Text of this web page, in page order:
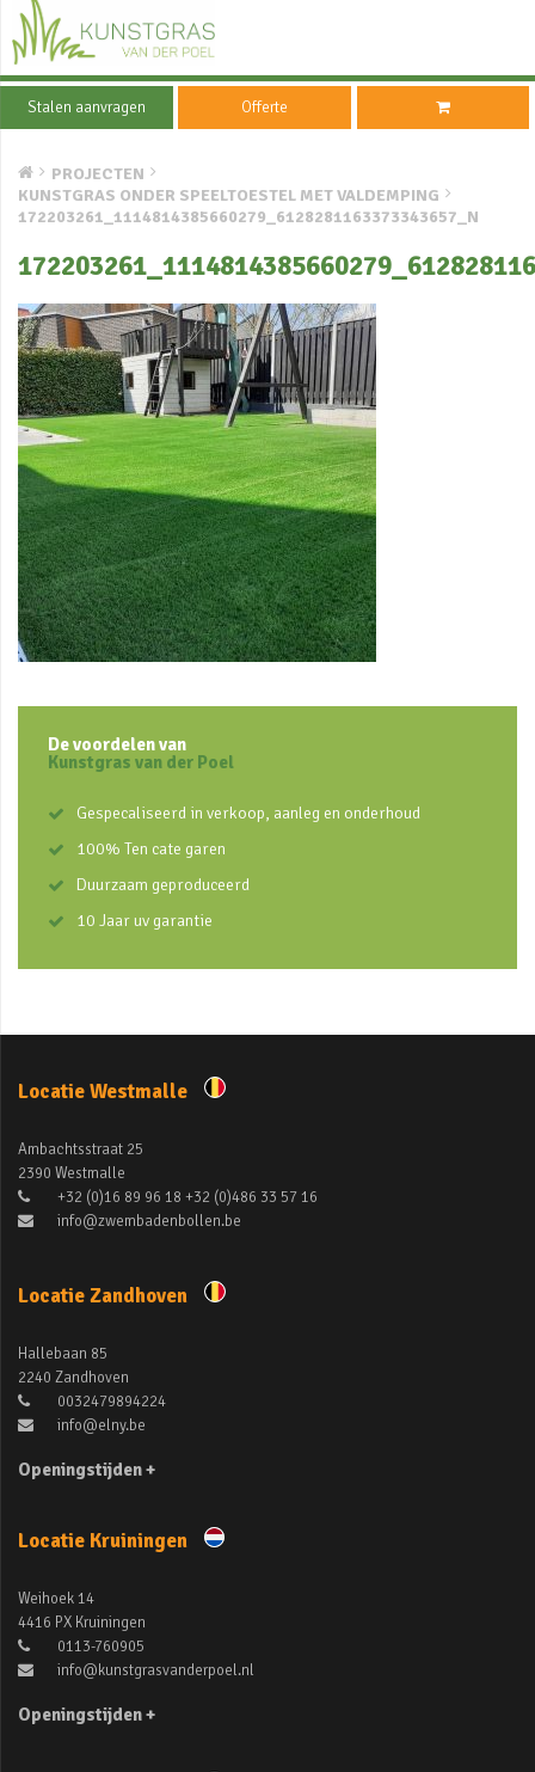
Stalen aanvragen Offerte
PROJECTEN
KUNSTGRAS ONDER SPEELTOESTEL MET VALDEMPING
172203261_1114814385660279_6128281163373343657_N
De voordelen van
Kunstgras van der Poel
Gespecaliseerd in verkoop, aanleg en onderhoud
100% Ten cate garen
Duurzaam geproduceerd
10 Jaar uv garantie
Locatie Westmalle
Ambachtsstraat 25
2390 Westmalle
+32 (0)16 89 96 18 +32 (0)486 33 57 16
info@zwembadenbollen.be
Locatie Zandhoven
Hallebaan 85
2240 Zandhoven
0032479894224
info@elny.be
Openingstijden +
Locatie Kruiningen
Weihoek 14
4416 PX Kruiningen
0113-760905
info@kunstgrasvanderpoel.nl
Openingstijden +